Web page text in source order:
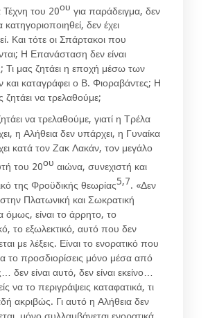
του 20ου για παράδειγμα, δεν
κατηγοριοποιηθεί, δεν έχει
Και τότε οι Σπάρτακοι που
Η Επανάσταση δεν είναι
Τι μας ζητάει η εποχή μέσω των
και καταγράφει ο Β. Φιοραβάντες; Η
ζητάει να τρελαθούμε;
να τρελαθούμε, γιατί η Τρέλα
η Αλήθεια δεν υπάρχει, η Γυναίκα
κατά τον Ζακ Λακάν, τον μεγάλο
του 20ου αιώνα, συνεχιστή και
της Φροϋδικής θεωρίας5,7. «Δεν
Πλατωνική και Σωκρατική
όμως, είναι το άρρητο, το
το εξωλεκτικό, αυτό που δεν
με λέξεις. Είναι το ενορατικό που
το προσδιορίσεις μόνο μέσα από
δεν είναι αυτό, δεν είναι εκείνο…
να το περιγράψεις καταφατικά, τι
ακριβώς. Γι αυτό η Αλήθεια δεν
μόνο συλλαμβάνεται ενορατικά,